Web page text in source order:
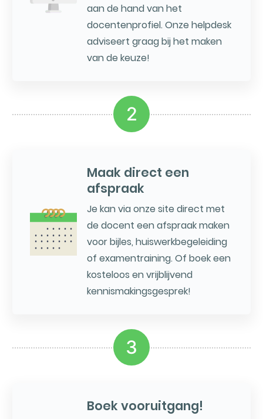
aan de hand van het
docentenprofiel. Onze helpdesk
adviseert graag bij het maken
van de keuze!
2
Maak direct een
afspraak
Je kan via onze site direct met
de docent een afspraak maken
voor bijles, huiswerkbegeleiding
of examentraining. Of boek een
kosteloos en vrijblijvend
kennismakingsgesprek!
3
Boek vooruitgang!